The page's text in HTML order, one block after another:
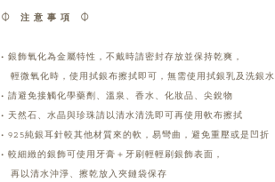
⏀ 注 意 事 項 ⏀
• 銀飾氧化為金屬特性，不戴時請密封存放並保持乾爽，
輕微氧化時，使用拭銀布擦拭即可，無需使用拭銀乳及洗銀水
• 請避免接觸化學藥劑、溫泉、香水、化妝品、尖銳物
• 天然石、水晶與珍珠請以清水清洗即可再使用軟布擦拭
• 925純銀耳針較其他材質來的軟，易彎曲，避免重壓或是凹折
• 較細緻的銀飾可使用牙膏＋牙刷輕輕刷銀飾表面，
再以清水沖淨、擦乾放入夾鏈袋保存